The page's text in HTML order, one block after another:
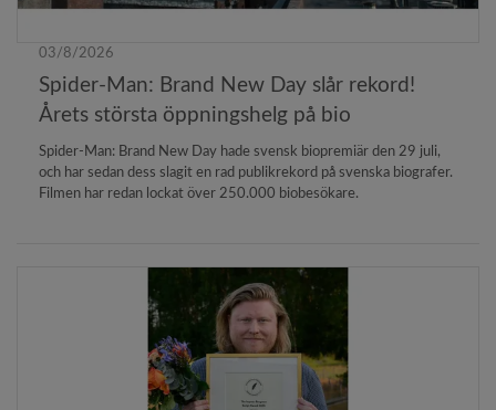
03/8/2026
Spider-Man: Brand New Day slår rekord!
Årets största öppningshelg på bio
Spider-Man: Brand New Day hade svensk biopremiär den 29 juli,
och har sedan dess slagit en rad publikrekord på svenska biografer.
Filmen har redan lockat över 250.000 biobesökare.